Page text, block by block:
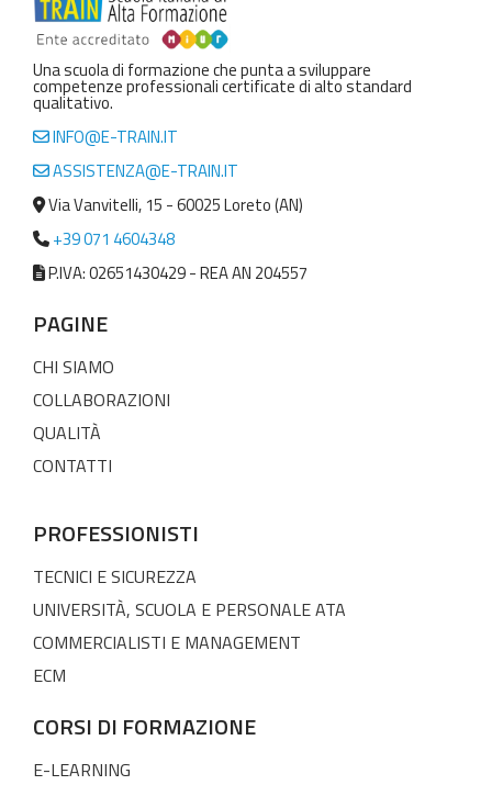
Una scuola di formazione che punta a sviluppare
competenze professionali certificate di alto standard
qualitativo.
INFO@E-TRAIN.IT
ASSISTENZA@E-TRAIN.IT
Via Vanvitelli, 15 - 60025 Loreto (AN)
+39 071 4604348
P.IVA: 02651430429 - REA AN 204557
PAGINE
CHI SIAMO
COLLABORAZIONI
QUALITÀ
CONTATTI
PROFESSIONISTI
TECNICI E SICUREZZA
UNIVERSITÀ, SCUOLA E PERSONALE ATA
COMMERCIALISTI E MANAGEMENT
ECM
CORSI DI FORMAZIONE
E-LEARNING